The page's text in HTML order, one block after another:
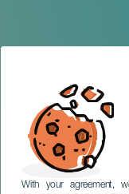
With your agreement,